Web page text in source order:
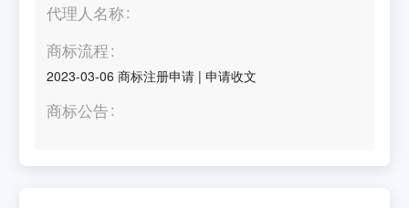
代理人名称
商标流程
2023-03-06 商标注册申请 |申请收文
商标公告